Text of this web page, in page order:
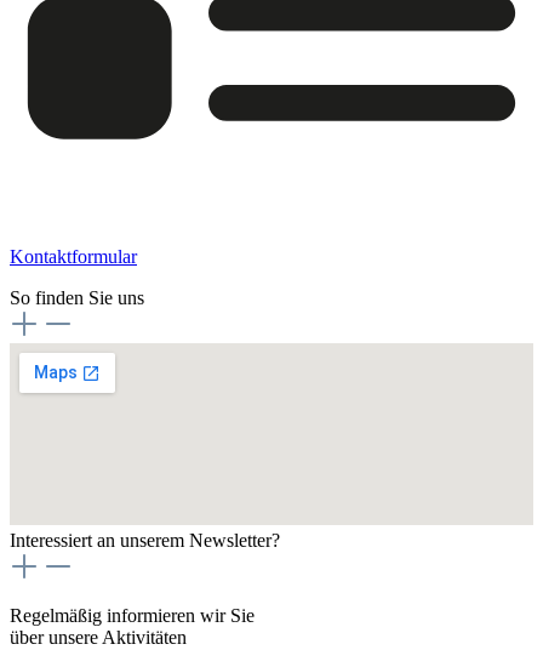
Kontaktformular
So finden Sie uns
Interessiert an unserem Newsletter?
Regelmäßig informieren wir Sie
über unsere Aktivitäten